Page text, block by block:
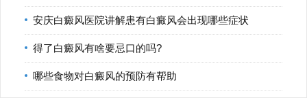
安庆白癜风医院讲解患有白癜风会出现哪些症状
得了白癜风有啥要忌口的吗?
哪些食物对白癜风的预防有帮助